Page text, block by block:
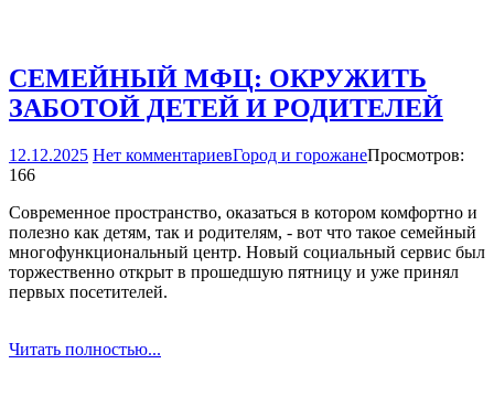
СЕМЕЙНЫЙ МФЦ: ОКРУЖИТЬ
ЗАБОТОЙ ДЕТЕЙ И РОДИТЕЛЕЙ
12.12.2025 Нет комментариевГород и горожанеПросмотров:
166
Современное пространство, оказаться в котором комфортно и
полезно как детям, так и родителям, - вот что такое семейный
многофункциональный центр. Новый социальный сервис был
торжественно открыт в прошедшую пятницу и уже принял
первых посетителей.
Читать полностью...